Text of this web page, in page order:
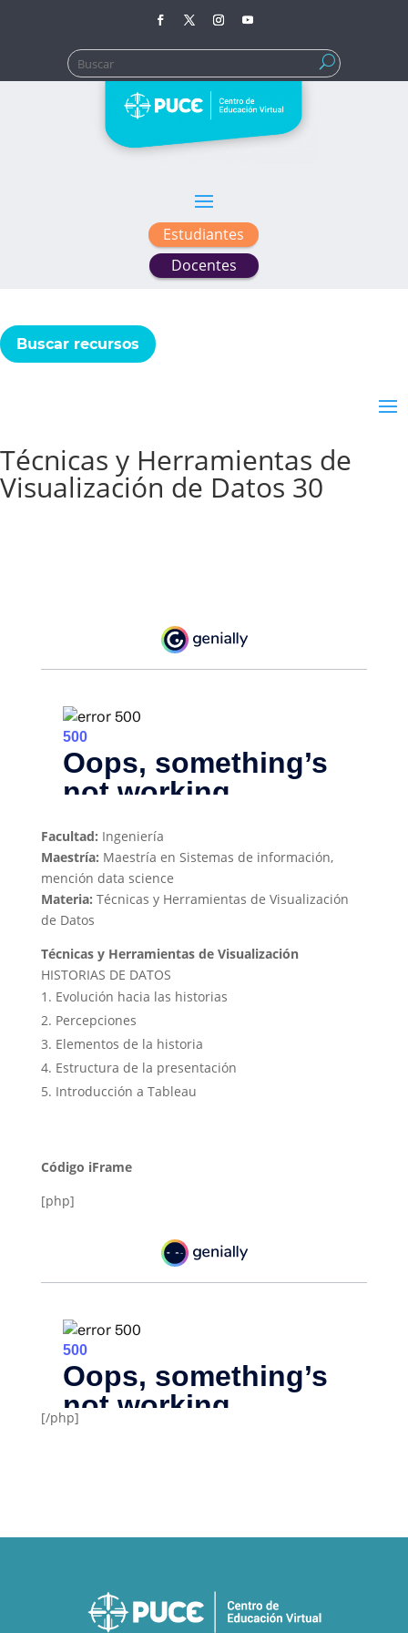
Buscar:
Estudiantes
Docentes
Buscar recursos
Técnicas y Herramientas de
Visualización de Datos 30
Facultad: Ingeniería
Maestría: Maestría en Sistemas de información,
mención data science
Materia: Técnicas y Herramientas de Visualización
de Datos
Técnicas y Herramientas de Visualización
HISTORIAS DE DATOS
Evolución hacia las historias
Percepciones
Elementos de la historia
Estructura de la presentación
Introducción a Tableau
Código iFrame
[php]
[/php]